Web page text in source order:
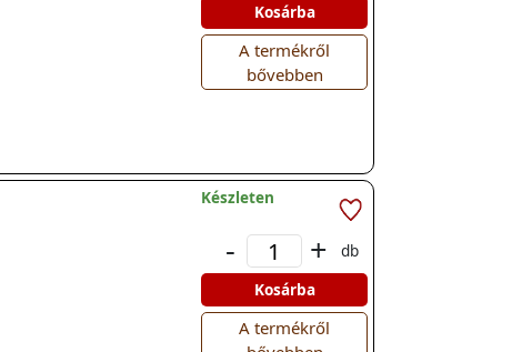
Kosárba
A termékről
bővebben
Készleten
- +
db
Kosárba
A termékről